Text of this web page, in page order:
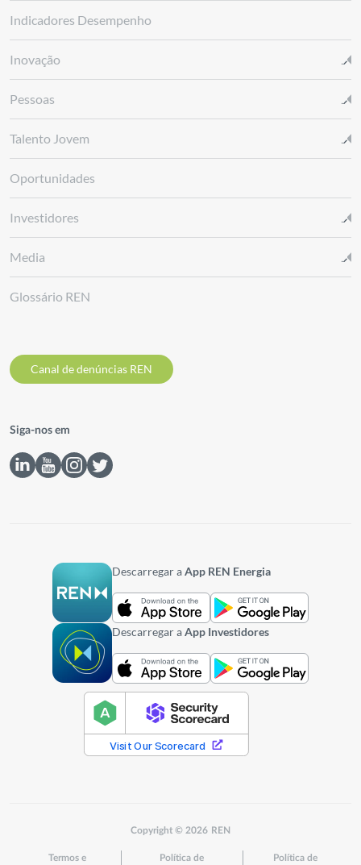
Indicadores Desempenho
Inovação
Pessoas
Talento Jovem
Oportunidades
Investidores
Media
Glossário REN
Canal de denúncias REN
Siga-nos em
Descarregar aApp REN Energia
Descarregar aApp Investidores
Copyright © 2026 REN
Termos e Política de Política de